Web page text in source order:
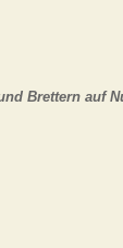
Brettern auf